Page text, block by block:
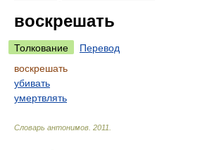
воскрешать
Толкование
Перевод
воскрешать
убивать
умертвлять
Словарь антонимов 2011